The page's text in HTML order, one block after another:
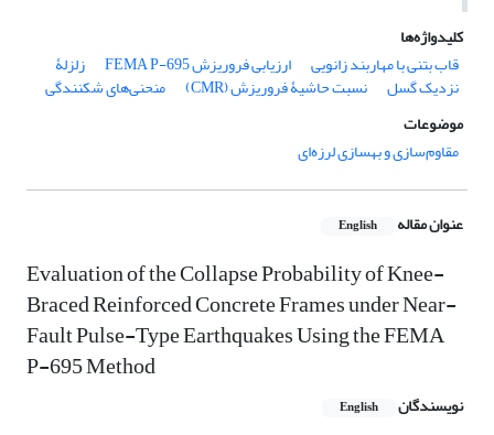
کلیدواژه‌ها
قاب بتنی با مهاربند زانویی
ارزیابی فروریزش FEMA P-695 زلزلۀ
نزدیک گسل نسبت حاشیۀ فروریزش (CMR)
منحنی‌های شکنندگی
موضوعات
مقاوم‌سازی و بهسازی لرزه‌ای
عنوان مقاله English
Evaluation of the Collapse Probability of Knee-
Braced Reinforced Concrete Frames under Near-
Fault Pulse-Type Earthquakes Using the FEMA
P-695 Method
نویسندگان English